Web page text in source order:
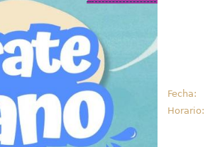
Fecha:
Horario: